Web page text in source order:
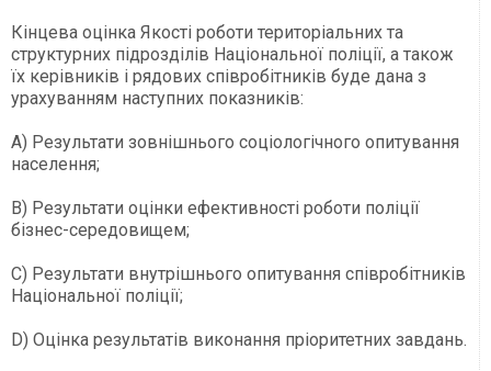
Кінцева оцінка Якості роботи територіальних та
структурних підрозділів Національної поліції, а також
їх керівників і рядових співробітників буде дана з
урахуванням наступних показників:
А) Результати зовнішнього соціологічного опитування
населення;
B) Результати оцінки ефективності роботи поліції
бізнес-середовищем;
C) Результати внутрішнього опитування співробітників
Національної поліції;
D) Оцінка результатів виконання пріоритетних завдань.